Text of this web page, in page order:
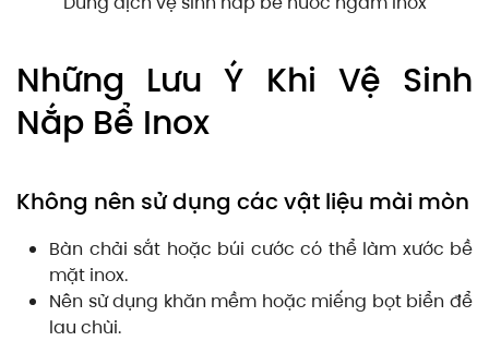
Những Lưu Ý Khi Vệ Sinh
Nắp Bể Inox
Không nên sử dụng các vật liệu mài mòn
Bàn chải sắt hoặc búi cước có thể làm xước bề
mặt inox.
Nên sử dụng khăn mềm hoặc miếng bọt biển để
lau chùi.